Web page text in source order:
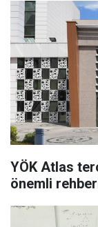
YÖK Atlas
önemli